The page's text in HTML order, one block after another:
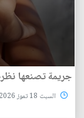
جريمة تصنعها
السبت 18 تموز 2026